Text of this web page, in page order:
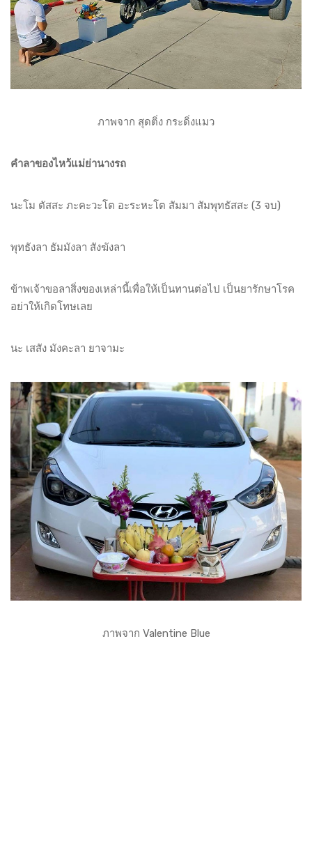
ภาพจาก สุดติ่ง กระดิ่งแมว
คำลาของไหว้แม่ย่านางรถ
นะโม ตัสสะ ภะคะวะโต อะระหะโต สัมมา สัมพุทธัสสะ (3 จบ)
พุทธังลา ธัมมังลา สังฆังลา
ข้าพเจ้าขอลาสิ่งของเหล่านี้เพื่อให้เป็นทานต่อไป เป็นยารักษาโรค
อย่าให้เกิดโทษเลย
นะ เสสัง มังคะลา ยาจามะ
ภาพจาก Valentine Blue